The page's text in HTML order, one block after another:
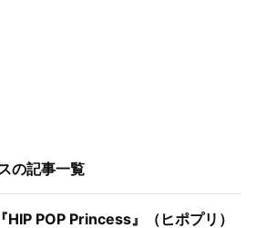
の記事一覧
『HIP POP Princess』（ヒポプリ）